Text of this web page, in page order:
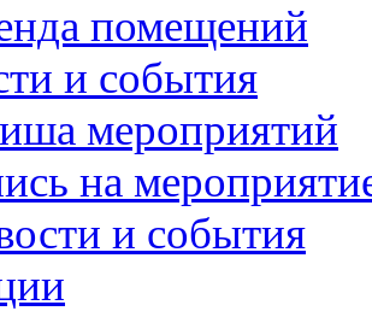
помещений
и события
мероприятий
на
и события